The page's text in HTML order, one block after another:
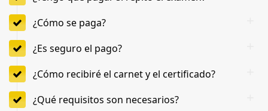
¿Cómo se paga?
¿Es seguro el pago?
¿Cómo recibiré el carnet y el certificado?
¿Qué requisitos son necesarios?